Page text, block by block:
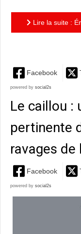
Lire la suite :
Facebook
powered by social2s
Le caillou :
pertinente
ravages de
Facebook
powered by social2s